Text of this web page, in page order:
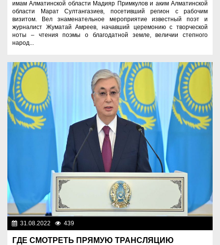
имам Алматинской области Мадияр Примкулов и аким Алматинской
области Марат Султангазиев, посетивший регион с рабочим
визитом. Вел знаменательное мероприятие известный поэт и
журналист Жуматай Амреев, начавший церемонию с творческой
ноты – чтения поэмы о благодатной земле, величии степного
народ...
31.08.2022 439
ГДЕ СМОТРЕТЬ ПРЯМУЮ ТРАНСЛЯЦИЮ